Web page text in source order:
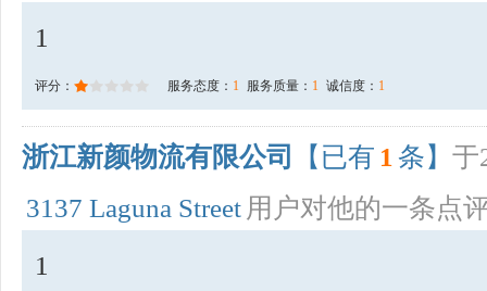
1
评分： 服务态度： 1 服务质量： 1 诚信度： 1
浙江新颜物流有限公司 【已有 1 条】 于
3137 Laguna Street 用户对他的一条点
1